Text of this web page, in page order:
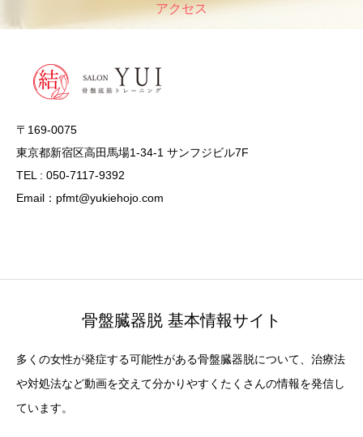
アクセス
〒169-0075
東京都新宿区高田馬場1-34-1 サンフジビル7F
TEL : 050-7117-9392
Email：pfmt@yukiehojo.com
骨盤臓器脱 基本情報サイト
多くの女性が発症する可能性がある骨盤臓器脱について、治療法
や対処法など動画を交えて分かりやすくたくさんの情報を発信し
ています。